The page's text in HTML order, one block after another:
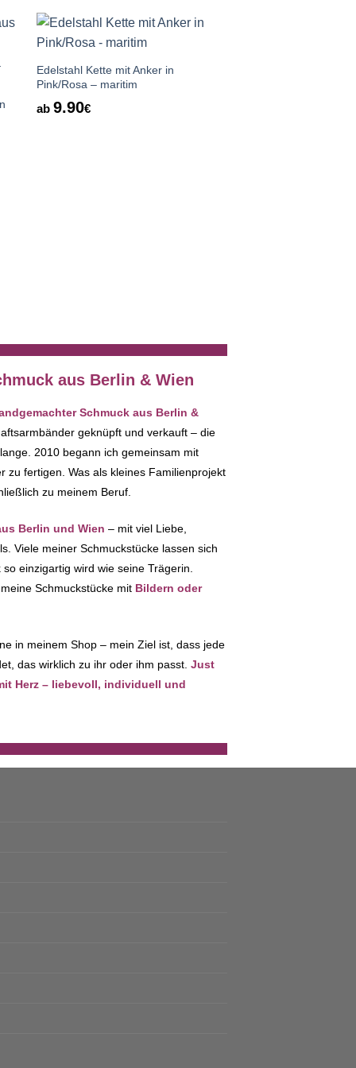
Wunschliste
Edelstahl Kette mit Anker in
Pink/Rosa – maritim
ab 9.90€
aus Berlin & Wien
Schmuck aus Berlin &
geknüpft und verkauft – die
2010 begann ich gemeinsam mit
zu fertigen. Was als kleines Familienprojekt
zu meinem Beruf.
Berlin und Wien – mit viel Liebe,
Viele meiner Schmuckstücke lassen sich
einzigartig wird wie seine Trägerin.
Schmuckstücke mit Bildern oder
in meinem Shop – mein Ziel ist, dass jede
das wirklich zu ihr oder ihm passt. Just
Herz – liebevoll, individuell und